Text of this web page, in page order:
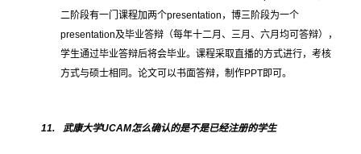
二阶段有一门课程加两个presentation ，博三阶段为一个
presentation及毕业答辩（每年十二月、三月、六月均可答辩），
学生通过毕业答辩后将会毕业。课程采取直播的方式进行，考核
方式与硕士相同。论文可以书面答辩，制作PPT即可。
11. 武康大学UCAM怎么确认的是不是已经注册的学生